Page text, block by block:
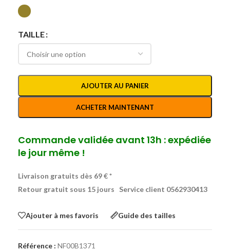
TAILLE
AJOUTER AU PANIER
ACHETER MAINTENANT
Commande validée avant 13h : expédiée
le jour même !
Livraison gratuits dès 69 € *
Retour gratuit sous 15 jours
Service client 0562930413
Ajouter à mes favoris Guide des tailles
Référence : NF00B1371